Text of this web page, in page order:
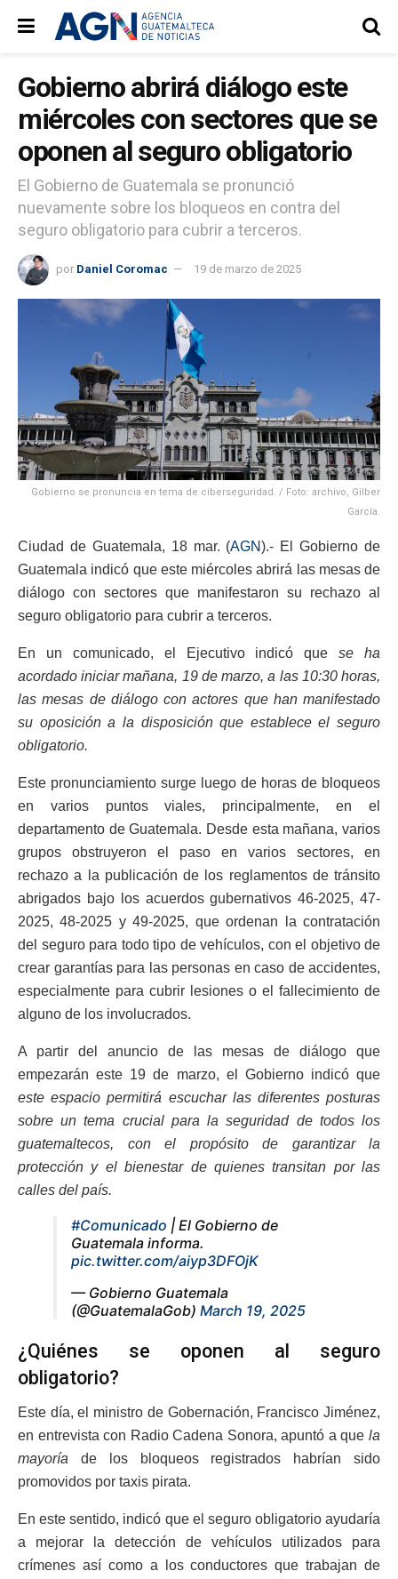
Gobierno abrirá diálogo este
miércoles con sectores que se
oponen al seguro obligatorio
El Gobierno de Guatemala se pronunció
nuevamente sobre los bloqueos en contra del
seguro obligatorio para cubrir a terceros.
por Daniel Coromac 19 de marzo de 2025
Gobierno se pronuncia en tema de ciberseguridad. / Foto: archivo, Gilber
García.
Ciudad de Guatemala, 18 mar. (AGN).- El Gobierno de
Guatemala indicó que este miércoles abrirá las mesas de
diálogo con sectores que manifestaron su rechazo al
seguro obligatorio para cubrir a terceros.
En un comunicado, el Ejecutivo indicó quese ha
acordado iniciar mañana, 19 de marzo, a las 10:30 horas,
las mesas de diálogo con actores que han manifestado
su oposición a la disposición que establece el seguro
obligatorio.
Este pronunciamiento surge luego de horas de bloqueos
en varios puntos viales, principalmente, en el
departamento de Guatemala. Desde esta mañana, varios
grupos obstruyeron el paso en varios sectores, en
rechazo a la publicación de los reglamentos de tránsito
abrigados bajo los acuerdos gubernativos 46-2025, 47-
2025, 48-2025 y 49-2025, que ordenan la contratación
del seguro para todo tipo de vehículos, con el objetivo de
crear garantías para las personas en caso de accidentes,
especialmente para cubrir lesiones o el fallecimiento de
alguno de los involucrados.
A partir del anuncio de las mesas de diálogo que
empezarán este 19 de marzo, el Gobierno indicó que
este espacio permitirá escuchar las diferentes posturas
sobre un tema crucial para la seguridad de todos los
guatemaltecos, con el propósito de garantizar la
protección y el bienestar de quienes transitan por las
calles del país.
#Comunicado | El Gobierno de
Guatemala informa.
pic.twitter.com/aiyp3DFOjK
— Gobierno Guatemala
(@GuatemalaGob) March 19, 2025
¿Quiénes se oponen al seguro
obligatorio?
Este día, el ministro de Gobernación, Francisco Jiménez,
en entrevista con Radio Cadena Sonora, apuntó a que la
mayoría de los bloqueos registrados habrían sido
promovidos por taxis pirata.
En este sentido, indicó que el seguro obligatorio ayudaría
a mejorar la detección de vehículos utilizados para
crímenes así como a los conductores que trabajan de